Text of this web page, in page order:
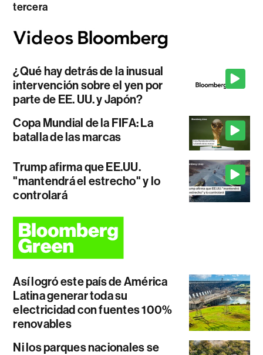
tercera
¿Qué hay detrás de la inusual
intervención sobre el yen por
parte de EE. UU. y Japón?
Copa Mundial de la FIFA: La
batalla de las marcas
Trump afirma que EE.UU.
"mantendrá el estrecho" y lo
controlará
Así logró este país de América
Latina generar toda su
electricidad con fuentes 100%
renovables
Ni los parques nacionales se